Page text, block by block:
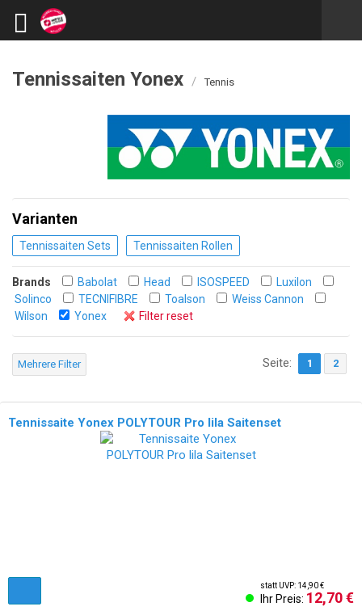
Tennissaiten Yonex / Tennis
Varianten
Tennissaiten Sets Tennissaiten Rollen
Brands Babolat Head ISOSPEED
Luxilon
Solinco
TECNIFIBRE Toalson
Weiss Cannon
Wilson
Yonex Filter reset
Mehrere Filter Seite: 1 2
Tennissaite Yonex POLYTOUR Pro lila Saitenset
statt UVP: 14,90 €
Ihr Preis: 12,70 €